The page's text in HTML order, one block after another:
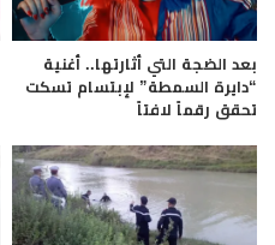
بعد الضجة التي أثارتها.. أغنية
“دايرة السمطة” لإبتسام تسكت
تحقق رقماً لافتاً